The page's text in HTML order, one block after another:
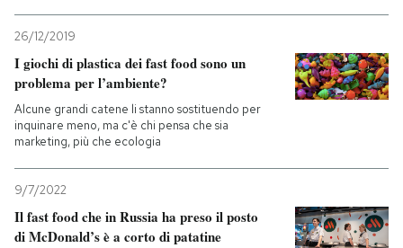
Entra
26/12/2019
I giochi di plastica dei fast food sono un
problema per l’ambiente?
Alcune grandi catene li stanno sostituendo per
inquinare meno, ma c'è chi pensa che sia
marketing, più che ecologia
9/7/2022
Il fast food che in Russia ha preso il posto
di McDonald’s è a corto di patatine